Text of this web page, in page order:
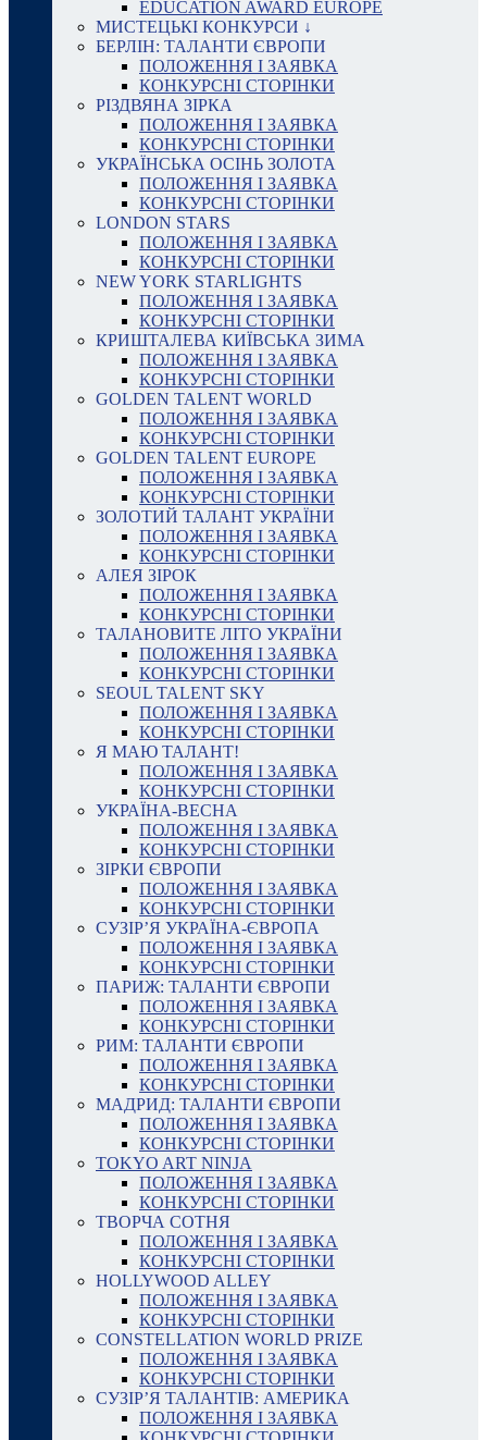
EDUCATION AWARD EUROPE
МИСТЕЦЬКІ КОНКУРСИ ↓
БЕРЛІН: ТАЛАНТИ ЄВРОПИ
ПОЛОЖЕННЯ І ЗАЯВКА
КОНКУРСНІ СТОРІНКИ
РІЗДВЯНА ЗІРКА
ПОЛОЖЕННЯ І ЗАЯВКА
КОНКУРСНІ СТОРІНКИ
УКРАЇНСЬКА ОСІНЬ ЗОЛОТА
ПОЛОЖЕННЯ І ЗАЯВКА
КОНКУРСНІ СТОРІНКИ
LONDON STARS
ПОЛОЖЕННЯ І ЗАЯВКА
КОНКУРСНІ СТОРІНКИ
NEW YORK STARLIGHTS
ПОЛОЖЕННЯ І ЗАЯВКА
КОНКУРСНІ СТОРІНКИ
КРИШТАЛЕВА КИЇВСЬКА ЗИМА
ПОЛОЖЕННЯ І ЗАЯВКА
КОНКУРСНІ СТОРІНКИ
GOLDEN TALENT WORLD
ПОЛОЖЕННЯ І ЗАЯВКА
КОНКУРСНІ СТОРІНКИ
GOLDEN TALENT EUROPE
ПОЛОЖЕННЯ І ЗАЯВКА
КОНКУРСНІ СТОРІНКИ
ЗОЛОТИЙ ТАЛАНТ УКРАЇНИ
ПОЛОЖЕННЯ І ЗАЯВКА
КОНКУРСНІ СТОРІНКИ
АЛЕЯ ЗІРОК
ПОЛОЖЕННЯ І ЗАЯВКА
КОНКУРСНІ СТОРІНКИ
ТАЛАНОВИТЕ ЛІТО УКРАЇНИ
ПОЛОЖЕННЯ І ЗАЯВКА
КОНКУРСНІ СТОРІНКИ
SEOUL TALENT SKY
ПОЛОЖЕННЯ І ЗАЯВКА
КОНКУРСНІ СТОРІНКИ
Я МАЮ ТАЛАНТ!
ПОЛОЖЕННЯ І ЗАЯВКА
КОНКУРСНІ СТОРІНКИ
УКРАЇНА-ВЕСНА
ПОЛОЖЕННЯ І ЗАЯВКА
КОНКУРСНІ СТОРІНКИ
ЗІРКИ ЄВРОПИ
ПОЛОЖЕННЯ І ЗАЯВКА
КОНКУРСНІ СТОРІНКИ
СУЗІР’Я УКРАЇНА-ЄВРОПА
ПОЛОЖЕННЯ І ЗАЯВКА
КОНКУРСНІ СТОРІНКИ
ПАРИЖ: ТАЛАНТИ ЄВРОПИ
ПОЛОЖЕННЯ І ЗАЯВКА
КОНКУРСНІ СТОРІНКИ
РИМ: ТАЛАНТИ ЄВРОПИ
ПОЛОЖЕННЯ І ЗАЯВКА
КОНКУРСНІ СТОРІНКИ
МАДРИД: ТАЛАНТИ ЄВРОПИ
ПОЛОЖЕННЯ І ЗАЯВКА
КОНКУРСНІ СТОРІНКИ
TOKYO ART NINJA
ПОЛОЖЕННЯ І ЗАЯВКА
КОНКУРСНІ СТОРІНКИ
ТВОРЧА СОТНЯ
ПОЛОЖЕННЯ І ЗАЯВКА
КОНКУРСНІ СТОРІНКИ
HOLLYWOOD ALLEY
ПОЛОЖЕННЯ І ЗАЯВКА
КОНКУРСНІ СТОРІНКИ
CONSTELLATION WORLD PRIZE
ПОЛОЖЕННЯ І ЗАЯВКА
КОНКУРСНІ СТОРІНКИ
СУЗІР’Я ТАЛАНТІВ: АМЕРИКА
ПОЛОЖЕННЯ І ЗАЯВКА